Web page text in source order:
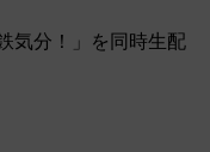
気分！」を同時生配